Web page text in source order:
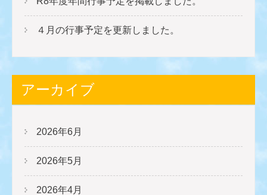
４月の行事予定を更新しました。
アーカイブ
2026年6月
2026年5月
2026年4月